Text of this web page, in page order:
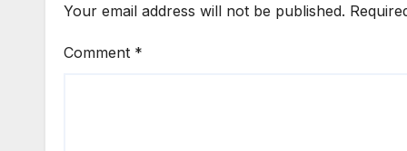
Your email address will not be published.
Comment *